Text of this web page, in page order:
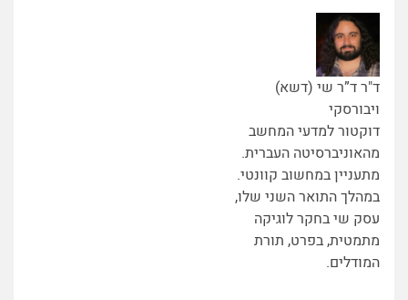
ד"ר ד”ר שי (דשא)
ויבורסקי
דוקטור למדעי המחשב
מהאוניברסיטה העברית.
מתעניין במחשוב קוונטי.
במהלך התואר השני שלו,
עסק שי בחקר לוגיקה
מתמטית, בפרט, תורת
המודלים.